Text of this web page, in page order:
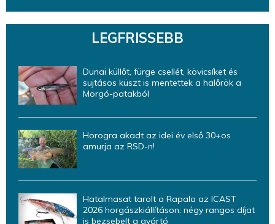
LEGFRISSEBB
Dunai küllőt, fürge csellét, kövicsíket és
sujtásos küszt is mentettek a halőrök a
Morgó-patakból
Horogra akadt az idei év első 30+os
amurja az RSD-n!
Hatalmasat tarolt a Rapala az ICAST
2026 horgászkiállításon: négy rangos díjat
is bezsebelt a gyártó